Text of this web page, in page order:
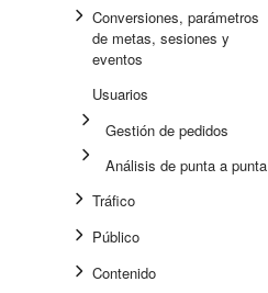
Conversiones, parámetros
de metas, sesiones y
eventos
Usuarios
Gestión de pedidos
Análisis de punta a punta
Tráfico
Público
Contenido